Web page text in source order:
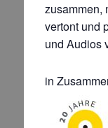
zusam­men,
vertont und
und Audios
in